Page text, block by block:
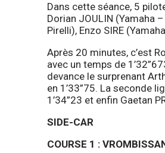
Dans cette séance, 5
Dorian JOULIN (Yamaha
Pirelli), Enzo SIRE
Après 20 minutes, c’est
avec un temps de
devance le surprenant
en 1’33”75. La seconde
1’34”23 et enfin Gaetan
SIDE-CAR
COURSE 1 :